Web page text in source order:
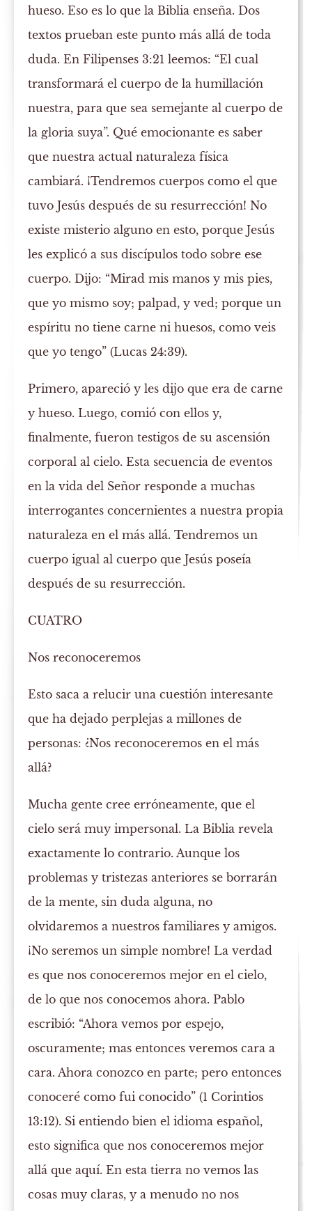
hueso. Eso es lo que la Biblia enseña. Dos
textos prueban este punto más allá de toda
duda. En Filipenses 3:21 leemos: “El cual
transformará el cuerpo de la humillación
nuestra, para que sea semejante al cuerpo de
la gloria suya”. Qué emocionante es saber
que nuestra actual naturaleza física
cambiará. ¡Tendremos cuerpos como el que
tuvo Jesús después de su resurrección! No
existe misterio alguno en esto, porque Jesús
les explicó a sus discípulos todo sobre ese
cuerpo. Dijo: “Mirad mis manos y mis pies,
que yo mismo soy; palpad, y ved; porque un
espíritu no tiene carne ni huesos, como veis
que yo tengo” (Lucas 24:39).
Primero, apareció y les dijo que era de carne
y hueso. Luego, comió con ellos y,
finalmente, fueron testigos de su ascensión
corporal al cielo. Esta secuencia de eventos
en la vida del Señor responde a muchas
interrogantes concernientes a nuestra propia
naturaleza en el más allá. Tendremos un
cuerpo igual al cuerpo que Jesús poseía
después de su resurrección.
CUATRO
Nos reconoceremos
Esto saca a relucir una cuestión interesante
que ha dejado perplejas a millones de
personas: ¿Nos reconoceremos en el más
allá?
Mucha gente cree erróneamente, que el
cielo será muy impersonal. La Biblia revela
exactamente lo contrario. Aunque los
problemas y tristezas anteriores se borrarán
de la mente, sin duda alguna, no
olvidaremos a nuestros familiares y amigos.
¡No seremos un simple nombre! La verdad
es que nos conoceremos mejor en el cielo,
de lo que nos conocemos ahora. Pablo
escribió: “Ahora vemos por espejo,
oscuramente; mas entonces veremos cara a
cara. Ahora conozco en parte; pero entonces
conoceré como fui conocido” (1 Corintios
13:12). Si entiendo bien el idioma español,
esto significa que nos conoceremos mejor
allá que aquí. En esta tierra no vemos las
cosas muy claras, y a menudo no nos